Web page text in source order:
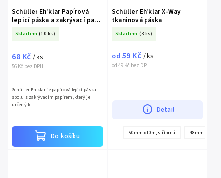
Schüller Eh'klar Papírová
lepicí páska a zakrývací papír
Skladem (10 ks)
56 Kč bez DPH
68 Kč / ks
Do košíku
Schüller Eh'klar je papírová lepicí páska
spolu s zakrývacím papírem, který je
určený k...
Schüller Eh'klar X-Way
tkaninová páska
Skladem (3 ks)
od 49 Kč bez DPH
od 59 Kč / ks
Detail
50mm x 10m, stříbrná 48mm x 50m,